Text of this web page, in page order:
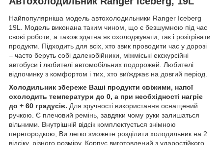
Найпопулярніша модель автохолодильники Ranger Iceberg
19L. Модель виконана таким чином, що є безшумною під час
своєї роботи, а також здатна як охолоджувати, так і розігрівати
продукти. Підходить для всіх, хто звик проводити час у дорозі
– часто беруть собі далекобійники, міжміські екскурсійні
автобуси і любителі автомобільних подорожей. Любителі
відпочинку з комфортом і тих, хто виїжджає на довгий період.
Холодильник збереже Ваші продукти свіжими, напої
охолодить температури до 0, а при необхідності нагріє
до + 60 градусів. Для зручності використання оснащений
ручкою. Є плечовий ремінь, завдяки чому руки залишаться
вільними. Внутрішній відсік комплектується знімною
перегородкою, Ви легко зможете розділити холодильник на 2
відсіку, різного розміру. Корпус виготовлений з ударостійкого,